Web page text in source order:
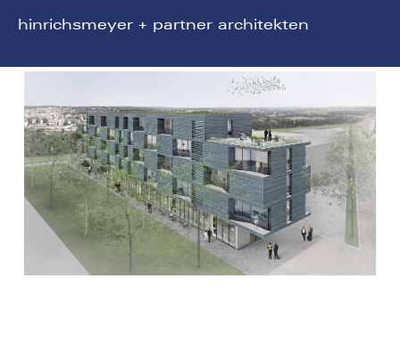
hinrichsmeyer + partner architekten